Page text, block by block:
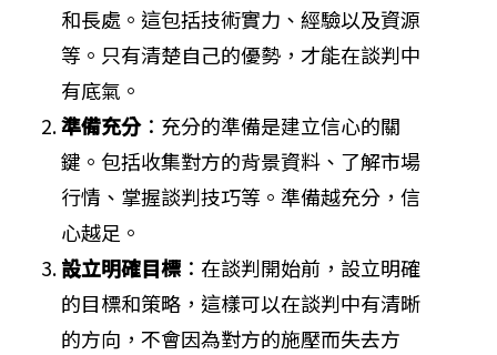
和長處。這包括技術實力、經驗以及資源
等。只有清楚自己的優勢，才能在談判中
有底氣。
準備充分：充分的準備是建立信心的關
鍵。包括收集對方的背景資料、了解市場
行情、掌握談判技巧等。準備越充分，信
心越足。
設立明確目標 ：在談判開始前，設立明確
的目標和策略，這樣可以在談判中有清晰
的方向，不會因為對方的施壓而失去方